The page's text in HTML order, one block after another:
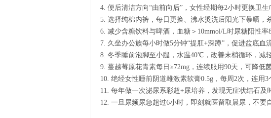
4. 便后清洁方向“由前向后”，女性经期每2小时更换卫生
5. 选择纯棉内裤，每日更换、沸水烫洗后阳光下暴晒，
6. 减少含糖饮料与啤酒，血糖＞10mmol/L时尿糖阳性率
7. 久坐办公族每小时做5分钟“提肛+深蹲”，促进盆底血流
8. 冬季睡前泡脚至小腿，水温40℃，改善末梢循环，减
9. 蔓越莓原花青素每日≥72mg，连续服用90天，可降低菌
10. 绝经女性睡前阴道雌激素软膏0.5g，每周2次，连用3
11. 每年做一次泌尿系彩超+尿培养，发现无症状结石及
12. 一旦尿频尿急超过6小时，即刻就医留取晨尿，不要